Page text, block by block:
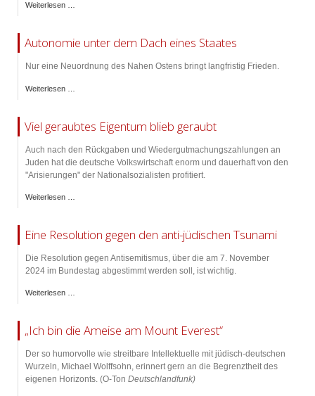
Weiterlesen …
Autonomie unter dem Dach eines Staates
Nur eine Neuordnung des Nahen Ostens bringt langfristig Frieden.
Weiterlesen …
Viel geraubtes Eigentum blieb geraubt
Auch nach den Rückgaben und Wiedergutmachungszahlungen an
Juden hat die deutsche Volkswirtschaft enorm und dauerhaft von den
"Arisierungen" der Nationalsozialisten profitiert.
Weiterlesen …
Eine Resolution gegen den anti-jüdischen Tsunami
Die Resolution gegen Antisemitismus, über die am 7. November
2024 im Bundestag abgestimmt werden soll, ist wichtig.
Weiterlesen …
„Ich bin die Ameise am Mount Everest“
Der so humorvolle wie streitbare Intellektuelle mit jüdisch-deutschen
Wurzeln, Michael Wolffsohn, erinnert gern an die Begrenztheit des
eigenen Horizonts. (O-Ton Deutschlandfunk)